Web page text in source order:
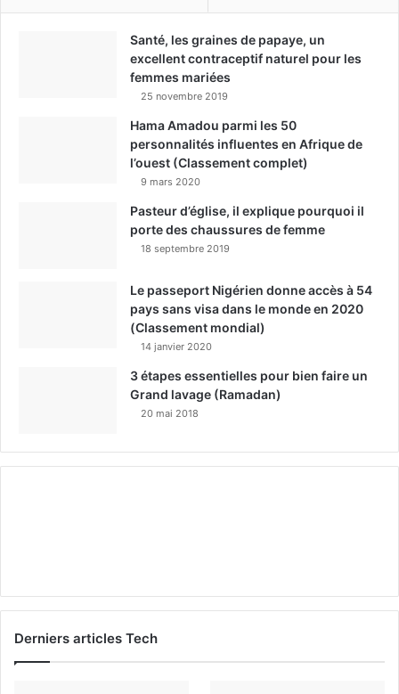
Santé, les graines de papaye, un
excellent contraceptif naturel pour les
femmes mariées
25 novembre 2019
Hama Amadou parmi les 50
personnalités influentes en Afrique de
l’ouest (Classement complet)
9 mars 2020
Pasteur d’église, il explique pourquoi il
porte des chaussures de femme
18 septembre 2019
Le passeport Nigérien donne accès à 54
pays sans visa dans le monde en 2020
(Classement mondial)
14 janvier 2020
3 étapes essentielles pour bien faire un
Grand lavage (Ramadan)
20 mai 2018
Derniers articles Tech